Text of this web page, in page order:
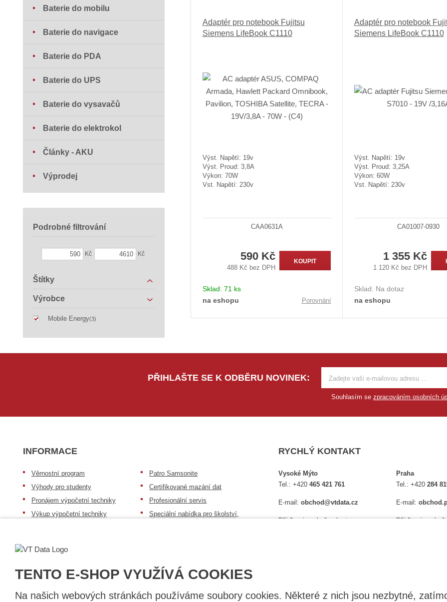
TENTO E-SHOP VYUŽÍVÁ COOKIES
Na našich webových stránkách používáme soubory cookies. Některé z nich jsou nezbytné,
e
n
d
u
Adaptér pro notebook Fujitsu
Siemens LifeBook C1110
Výst. Napětí: 19v
Výst. Proud: 3,8A
Výkon: 70W
Vst. Napětí: 230v
CAA0631A
590 Kč
488 Kč bez DPH
KOUPIT
Sklad: 71 ks
na eshopu
Porovnání
Adaptér pro notebook
Siemens LifeBook C1110
Výst. Napětí: 19v
Výst. Proud: 3,25A
Výkon: 60W
Vst. Napětí: 230v
CA01007-0930
1 355 Kč
1 120 Kč bez DPH
Sklad: Na dotaz
na eshopu
Baterie do mobilu
Baterie do navigace
Baterie do PDA
Baterie do UPS
Baterie do vysavačů
Baterie do elektrokol
Články - AKU
Výprodej
Podrobné filtrování
Kč Kč
Štítky
Výrobce
Mobile Energy(3)
PŘIHLAŠTE SE K ODBĚRU NOVINEK:
Souhlasím se zpracováním osobních
INFORMACE
Věrnostní program
Výhody pro studenty
Pronájem výpočetní techniky
Výkup výpočetní techniky
Patro baterie mobile energy
Patro Samsonite
Certifikované mazání dat
Profesionální servis
Speciální nabídka pro školství,
RYCHLÝ KONTAKT
Vysoké Mýto
Tel.:+420465 421 761
E-mail:obchod@vtdata.cz
Přijďte si osobně vybrat:
Praha
Tel.:+420284
E-mail:
Přijďte si osobně